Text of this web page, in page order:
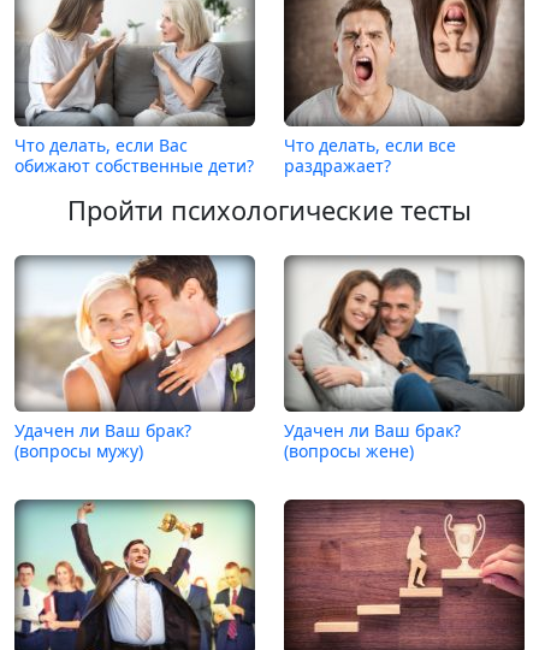
Что делать, если Вас
обижают собственные дети?
Что делать, если все
раздражает?
Пройти психологические тесты
Удачен ли Ваш брак?
(вопросы мужу)
Удачен ли Ваш брак?
(вопросы жене)